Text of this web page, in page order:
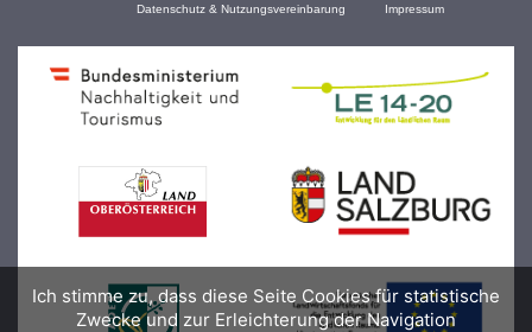
Datenschutz & Nutzungsvereinbarung Impressum
Ich stimme zu, dass diese Seite Cookies für statistische
Zwecke und zur Erleichterung der Navigation